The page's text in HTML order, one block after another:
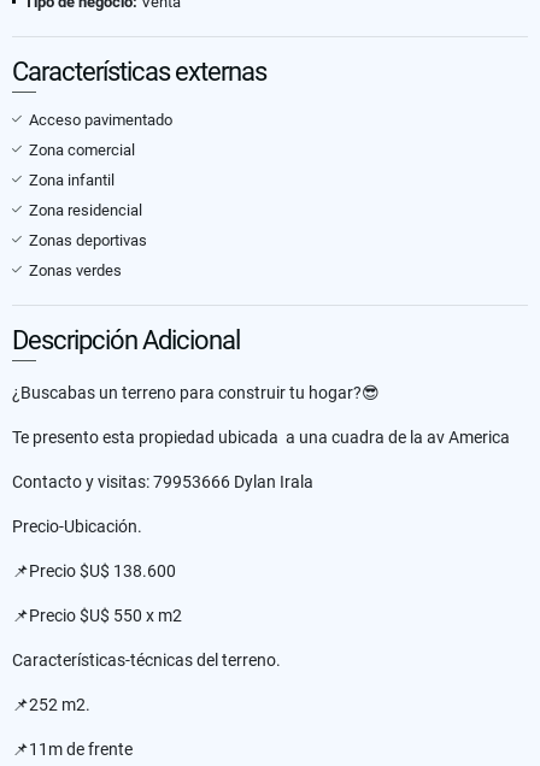
Características externas
Acceso pavimentado
Zona comercial
Zona infantil
Zona residencial
Zonas deportivas
Zonas verdes
Descripción Adicional
¿Buscabas un terreno para construir tu hogar?😎
Te presento esta propiedad ubicada a una cuadra de la av America
Contacto y visitas: 79953666 Dylan Irala
Precio-Ubicación.
📌Precio $U$ 138.600
📌Precio $U$ 550 x m2
Características-técnicas del terreno.
📌252 m2.
📌11m de frente